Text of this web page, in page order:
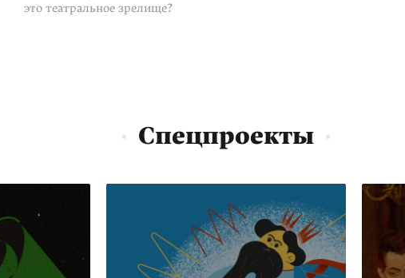
это театральное зрелище?
Спецпроекты